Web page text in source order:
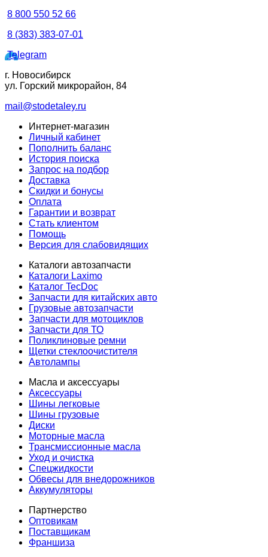
8 800 550 52 66
8 (383) 383-07-01
Telegram
г. Новосибирск
ул. Горский микрорайон, 84
mail@stodetaley.ru
Интернет-магазин
Личный кабинет
Пополнить баланс
История поиска
Запрос на подбор
Доставка
Скидки и бонусы
Оплата
Гарантии и возврат
Стать клиентом
Помощь
Версия для слабовидящих
Каталоги автозапчасти
Каталоги Laximo
Каталог TecDoc
Запчасти для китайских авто
Грузовые автозапчасти
Запчасти для мотоциклов
Запчасти для ТО
Поликлиновые ремни
Щетки стеклоочистителя
Автолампы
Масла и аксессуары
Аксессуары
Шины легковые
Шины грузовые
Диски
Моторные масла
Трансмиссионные масла
Уход и очистка
Спецжидкости
Обвесы для внедорожников
Аккумуляторы
Партнерство
Оптовикам
Поставщикам
Франшиза